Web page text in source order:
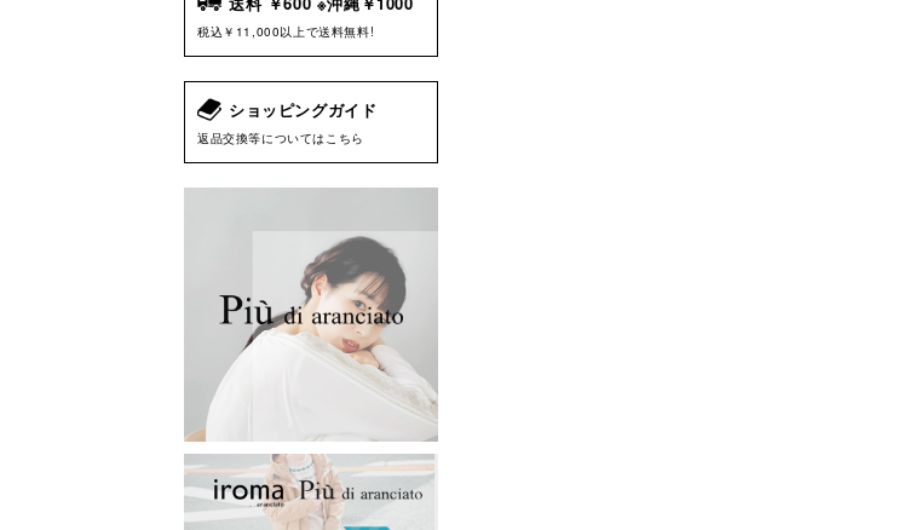
税込￥11,000以上で送料無料!
ショッピングガイド
返品交換等についてはこちら